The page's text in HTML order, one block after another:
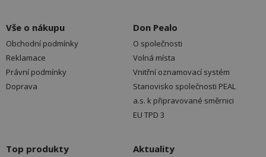
Vše o nákupu
Obchodní podmínky
Reklamace
Právní podmínky
Doprava
Don Pealo
O společnosti
Volná místa
Vnitřní oznamovací systém
Stanovisko společnosti PEAL
a.s. k připravované směrnici
EU TPD 3
Top produkty Aktuality